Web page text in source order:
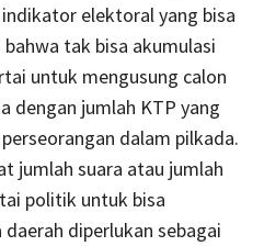
elektoral yang bisa
tak bisa akumulasi
untuk mengusung calon
dengan jumlah KTP yang
dalam pilkada.
jumlah suara atau jumlah
politik untuk bisa
diperlukan sebagai